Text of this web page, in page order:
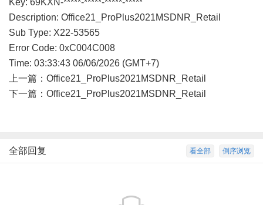
Key: 69KXN-*****-*****-*****-*****
Description: Office21_ProPlus2021MSDNR_Retail
Sub Type: X22-53565
Error Code: 0xC004C008
Time: 03:33:43 06/06/2026 (GMT+7)
上一篇： Office21_ProPlus2021MSDNR_Retail
下一篇： Office21_ProPlus2021MSDNR_Retail
倒序浏览
看全部
全部回复